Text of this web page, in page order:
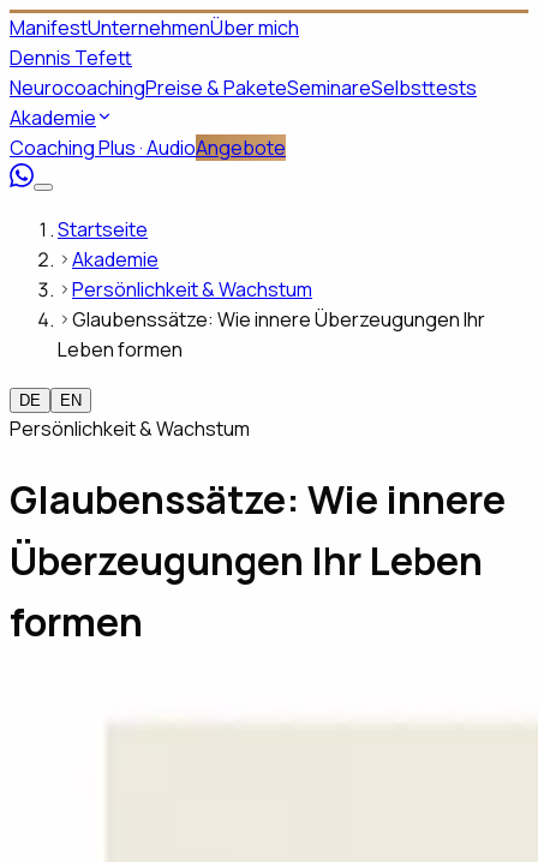
ManifestUnternehmenÜber mich
Dennis Tefett
NeurocoachingPreise & PaketeSeminareSelbsttests
Akademie
Coaching Plus · AudioAngebote
Startseite
Akademie
Persönlichkeit & Wachstum
Glaubenssätze: Wie innere Überzeugungen Ihr
Leben formen
DE EN
Persönlichkeit & Wachstum
Glaubenssätze: Wie innere
Überzeugungen Ihr Leben
formen